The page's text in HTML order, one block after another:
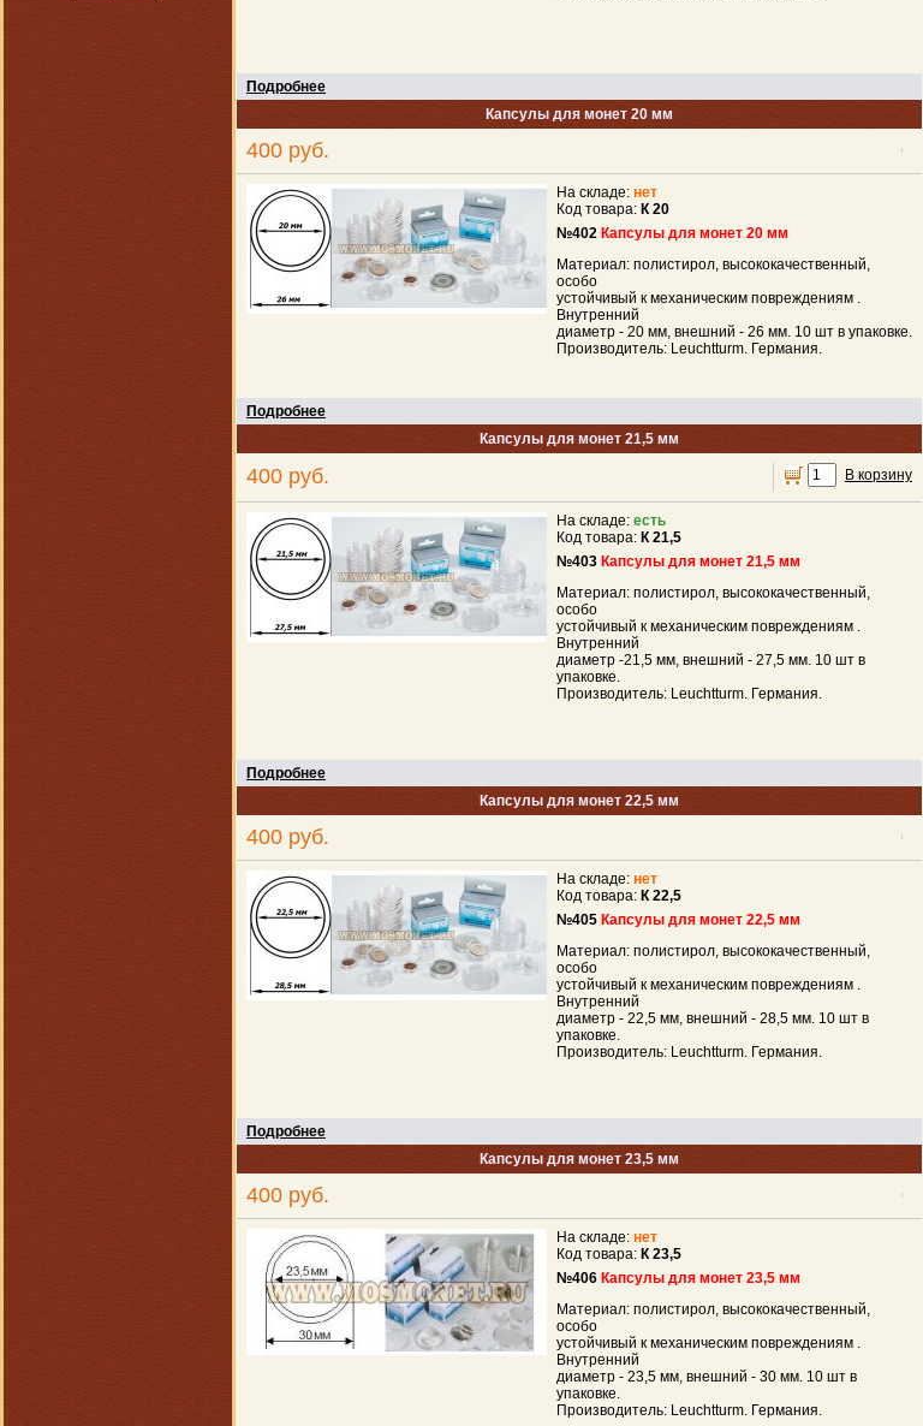
Подробнее
Капсулы для монет 20 мм
400 руб.
На складе: нет
Код товара: К 20
№402 Капсулы для монет 20 мм
Материал: полистирол, высококачественный,
особо
устойчивый к механическим повреждениям .
Внутренний
диаметр - 20 мм, внешний - 26 мм. 10 шт в упаковке.
Производитель: Leuchtturm. Германия.
Подробнее
Капсулы для монет 21,5 мм
400 руб. В корзину
На складе: есть
Код товара: К 21,5
№403 Капсулы для монет 21,5 мм
Материал: полистирол, высококачественный,
особо
устойчивый к механическим повреждениям .
Внутренний
диаметр -21,5 мм, внешний - 27,5 мм. 10 шт в
упаковке.
Производитель: Leuchtturm. Германия.
Подробнее
Капсулы для монет 22,5 мм
400 руб.
На складе: нет
Код товара: К 22,5
№405 Капсулы для монет 22,5 мм
Материал: полистирол, высококачественный,
особо
устойчивый к механическим повреждениям .
Внутренний
диаметр - 22,5 мм, внешний - 28,5 мм. 10 шт в
упаковке.
Производитель: Leuchtturm. Германия.
Подробнее
Капсулы для монет 23,5 мм
400 руб.
На складе: нет
Код товара: К 23,5
№406 Капсулы для монет 23,5 мм
Материал: полистирол, высококачественный,
особо
устойчивый к механическим повреждениям .
Внутренний
диаметр - 23,5 мм, внешний - 30 мм. 10 шт в
упаковке.
Производитель: Leuchtturm. Германия.